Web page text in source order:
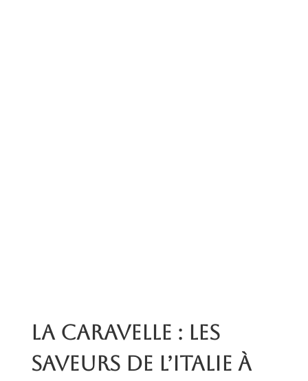
La Caravelle : les
saveurs de l’Italie à